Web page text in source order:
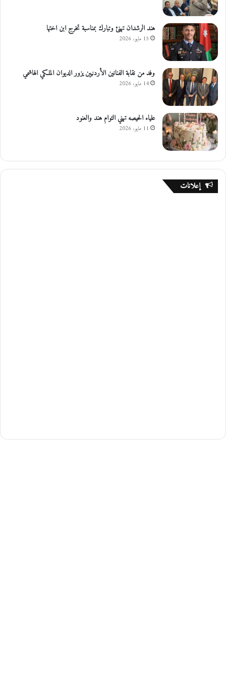
هند الرشدان تهنئ وتبارك بمناسبة تخرج ابن اختها
15 مايو، 2026
وفد من نقابة الفنانين الأردنيين يزور الديوان الملكي الهاشمي
14 مايو، 2026
علياء الحيصه تهني التوام هند والعنود
11 مايو، 2026
إعلانات